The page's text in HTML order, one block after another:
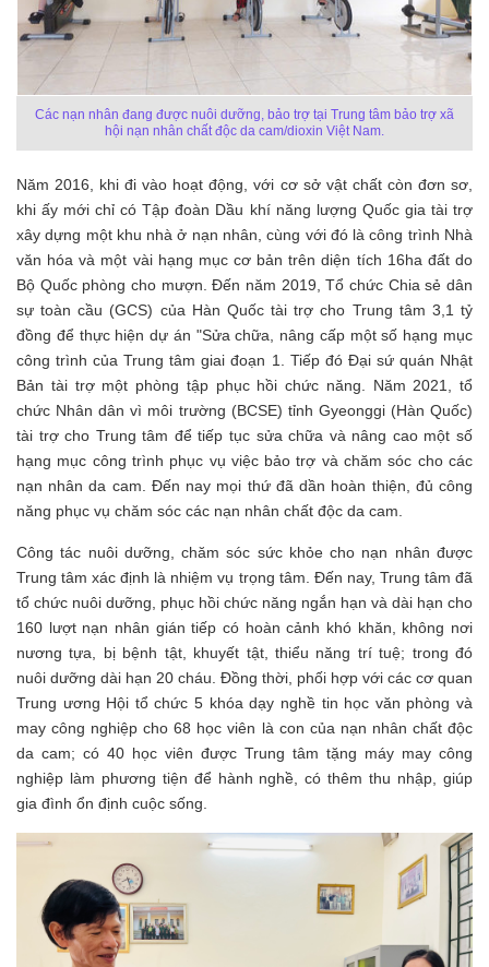
Các nạn nhân đang được nuôi dưỡng, bảo trợ tại Trung tâm bảo trợ xã
hội nạn nhân chất độc da cam/dioxin Việt Nam.
Năm 2016, khi đi vào hoạt động, với cơ sở vật chất còn đơn sơ,
khi ấy mới chỉ có Tập đoàn Dầu khí năng lượng Quốc gia tài trợ
xây dựng một khu nhà ở nạn nhân, cùng với đó là công trình Nhà
văn hóa và một vài hạng mục cơ bản trên diện tích 16ha đất do
Bộ Quốc phòng cho mượn. Đến năm 2019, Tổ chức Chia sẻ dân
sự toàn cầu (GCS) của Hàn Quốc tài trợ cho Trung tâm 3,1 tỷ
đồng để thực hiện dự án "Sửa chữa, nâng cấp một số hạng mục
công trình của Trung tâm giai đoạn 1. Tiếp đó Đại sứ quán Nhật
Bản tài trợ một phòng tập phục hồi chức năng. Năm 2021, tổ
chức Nhân dân vì môi trường (BCSE) tỉnh Gyeonggi (Hàn Quốc)
tài trợ cho Trung tâm để tiếp tục sửa chữa và nâng cao một số
hạng mục công trình phục vụ việc bảo trợ và chăm sóc cho các
nạn nhân da cam. Đến nay mọi thứ đã dần hoàn thiện, đủ công
năng phục vụ chăm sóc các nạn nhân chất độc da cam.
Công tác nuôi dưỡng, chăm sóc sức khỏe cho nạn nhân được
Trung tâm xác định là nhiệm vụ trọng tâm. Đến nay, Trung tâm đã
tổ chức nuôi dưỡng, phục hồi chức năng ngắn hạn và dài hạn cho
160 lượt nạn nhân gián tiếp có hoàn cảnh khó khăn, không nơi
nương tựa, bị bệnh tật, khuyết tật, thiểu năng trí tuệ; trong đó
nuôi dưỡng dài hạn 20 cháu. Đồng thời, phối hợp với các cơ quan
Trung ương Hội tổ chức 5 khóa dạy nghề tin học văn phòng và
may công nghiệp cho 68 học viên là con của nạn nhân chất độc
da cam; có 40 học viên được Trung tâm tặng máy may công
nghiệp làm phương tiện để hành nghề, có thêm thu nhập, giúp
gia đình ổn định cuộc sống.